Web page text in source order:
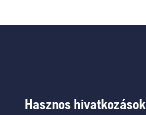
Hasznos hivatkozások